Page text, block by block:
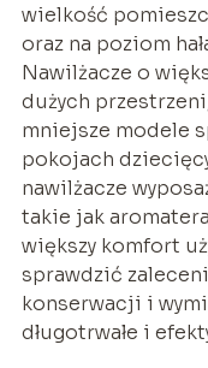
wielkość
oraz na poziom
Nawilżacze o
dużych
mniejsze modele
pokojach
nawilżacze
takie jak
większy komfort
sprawdzić
konserwacji i
długotrwałe i